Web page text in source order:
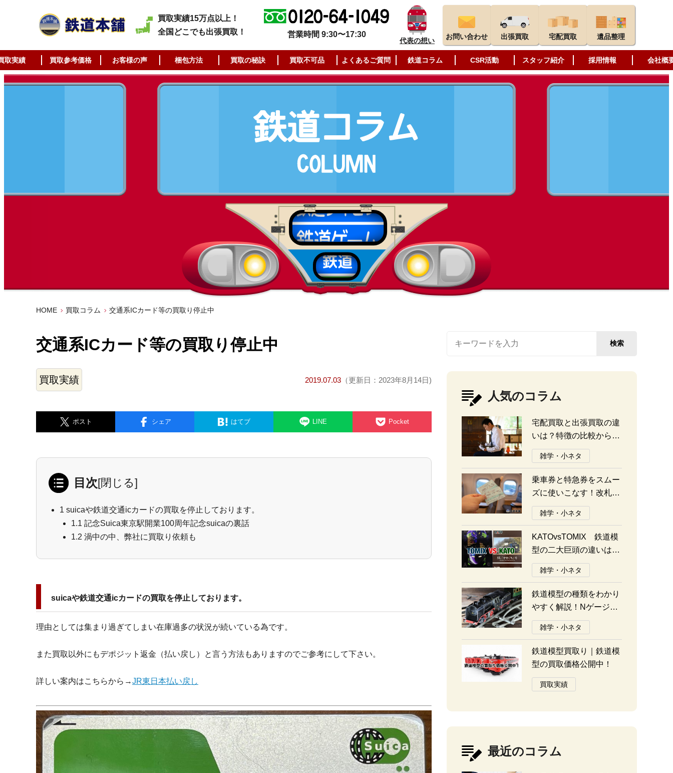
買取実績15万点以上！
全国どこでも出張買取！
営業時間 9:30〜17:30
代表の想い お問い合わせ 出張買取 宅配買取 遺品整理
取実績 買取参考価格 お客様の声 梱包方法 買取の秘訣 買取不可品 よくあるご質問 鉄道コラム CSR活動 スタッフ紹介 採用情報 会社概
HOME 買取コラム 交通系ICカード等の買取り停止中
交通系ICカード等の買取り停止中
買取実績 2019.07.03 （更新日：2023年8月14日)
ポスト シェア はてブ LINE Pocket
目次[閉じる]
1 suicaや鉄道交通icカードの買取を停止しております。
1.1 記念Suica東京駅開業100周年記念suicaの裏話
1.2 渦中の中、弊社に買取り依頼も
suicaや鉄道交通icカードの買取を停止しております。
理由としては集まり過ぎてしまい在庫過多の状況が続いている為です。
また買取以外にもデポジット返金（払い戻し）と言う方法もありますのでご参考にして下さい。
詳しい案内はこちらから→JR東日本払い戻し
検索
人気のコラム
宅配買取と出張買取の違
いは？特徴の比較から探
る選び方のポイント
雑学・小ネタ
乗車券と特急券をスムー
ズに使いこなす！改札の
通り方ガイド
雑学・小ネタ
KATOvsTOMIX 鉄道模
型の二大巨頭の違いは何
か？あなたはどっち派？
雑学・小ネタ
鉄道模型の種類をわかり
やすく解説！Nゲージ、
Oゲージ、Zゲージなど
の違いについて
雑学・小ネタ
鉄道模型買取り｜鉄道模
型の買取価格公開中！
買取実績
最近のコラム